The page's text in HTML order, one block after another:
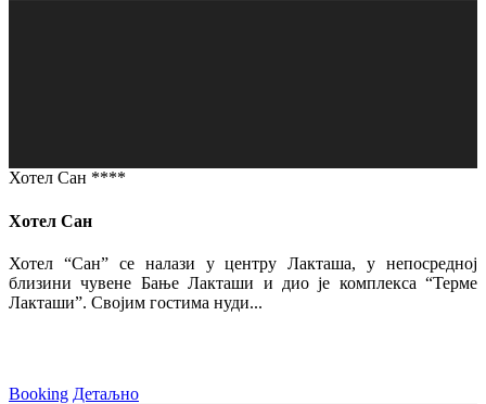
Хотел Сан ****
Хотел Сан
Хотел “Сан” се налази у центру Лакташа, у непосредној
близини чувене Бање Лакташи и дио је комплекса “Терме
Лакташи”. Својим гостима нуди...
Booking Детаљно